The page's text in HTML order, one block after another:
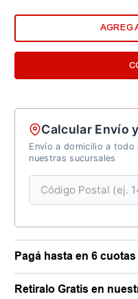
Calcular Envío
Envío a domicilio a
nuestras sucursales
Pagá hasta en 6
Retiralo Gratis en